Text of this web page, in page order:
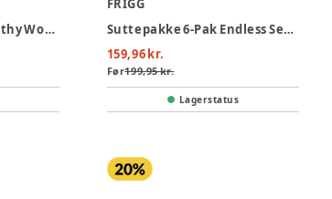
Suttepakke 6-Pak Earthy Wonder Latex Str. 2
FRIGG
Suttepakke 6-Pak Endless Sea Latex Str. 2
159,96 kr.
Før199,95 kr.
Lagerstatus